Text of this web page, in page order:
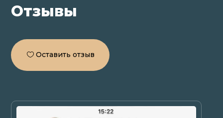
Отзывы
Оставить отзыв